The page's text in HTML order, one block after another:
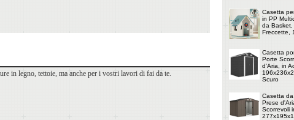
in legno, tettoie, ma anche per i vostri lavori di fai da te.
Casetta
in PP
da Basket,
Freccette,
Casetta
Porte
d'Aria, in
Scuro
Casetta
Prese
Scorrevoli